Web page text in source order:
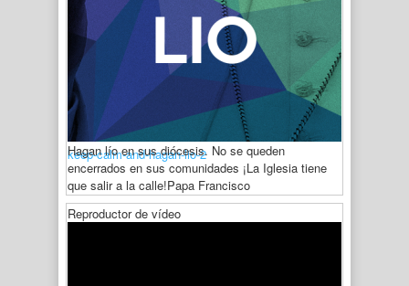
keep-calm-and-hagan-lio-2
Hagan lío en sus diócesis. No se queden
encerrados en sus comunidades ¡La Iglesia tiene
que salir a la calle!Papa Francisco
Reproductor de vídeo